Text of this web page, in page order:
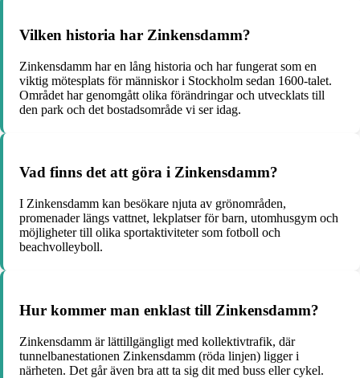
Vilken historia har Zinkensdamm?
Zinkensdamm har en lång historia och har fungerat som en
viktig mötesplats för människor i Stockholm sedan 1600-talet.
Området har genomgått olika förändringar och utvecklats till
den park och det bostadsområde vi ser idag.
Vad finns det att göra i Zinkensdamm?
I Zinkensdamm kan besökare njuta av grönområden,
promenader längs vattnet, lekplatser för barn, utomhusgym och
möjligheter till olika sportaktiviteter som fotboll och
beachvolleyboll.
Hur kommer man enklast till Zinkensdamm?
Zinkensdamm är lättillgängligt med kollektivtrafik, där
tunnelbanestationen Zinkensdamm (röda linjen) ligger i
närheten. Det går även bra att ta sig dit med buss eller cykel.